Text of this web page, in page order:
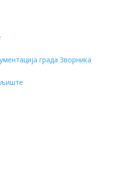
града Зворника